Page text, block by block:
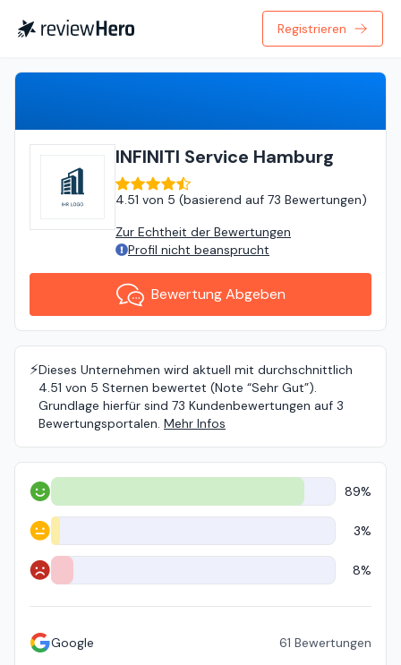
Registrieren
INFINITI Service Hamburg
4.51 von 5 (basierend auf 73 Bewertungen)
Zur Echtheit der Bewertungen
Profil nicht beansprucht
Bewertung Abgeben
⚡️Dieses Unternehmen wird aktuell mit durchschnittlich
4.51 von 5 Sternen bewertet (Note “Sehr Gut”).
Grundlage hierfür sind 73 Kundenbewertungen auf 3
Bewertungsportalen. Mehr Infos
Positiv 89%
Neutral 3%
Negativ 8%
Google 61 Bewertungen